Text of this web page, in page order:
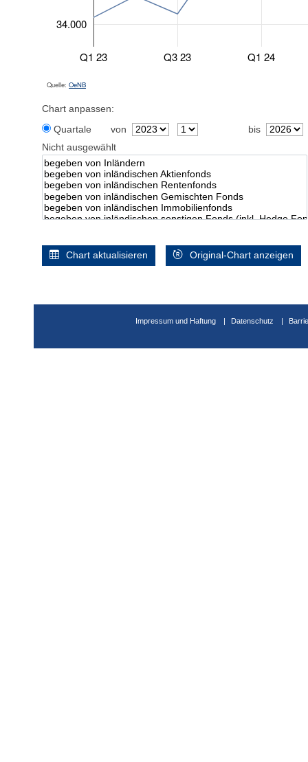
Q1 23 Q3 23 Q1 24
34.000
Quelle: OeNB
Chart anpassen:
Quartale
von
bis
Nicht ausgewählt
Chart aktualisieren Original-Chart anzeigen
Impressum und Haftung Datenschutz